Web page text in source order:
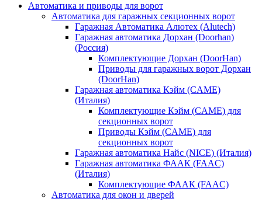
Автоматика и приводы для ворот
Автоматика для гаражных секционных ворот
Гаражная Автоматика Алютех (Alutech)
Гаражная автоматика Дорхан (Doorhan)
(Россия)
Комплектующие Дорхан (DoorHan)
Приводы для гаражных ворот Дорхан
(DoorHan)
Гаражная автоматика Кэйм (CAME)
(Италия)
Комплектующие Кэйм (CAME) для
секционных ворот
Приводы Кэйм (CAME) для
секционных ворот
Гаражная автоматика Найс (NICE) (Италия)
Гаражная автоматика ФААК (FAAC)
(Италия)
Комплектующие ФААК (FAAC)
Автоматика для окон и дверей